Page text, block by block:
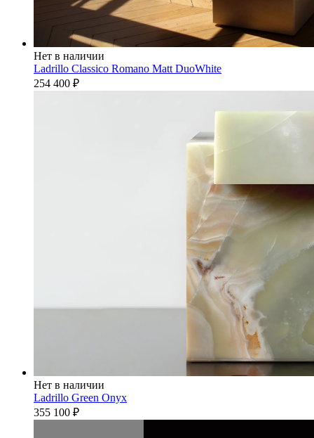
Нет в наличии
Ladrillo Classico Romano Matt DuoWhite
254 400 ₽
Нет в наличии
Ladrillo Green Onyx
355 100 ₽